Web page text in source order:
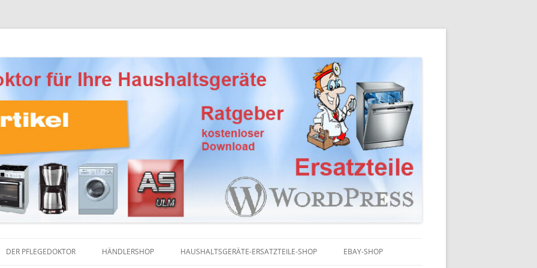
Haushaltsgeräte
DER PFLEGEDOKTOR HÄNDLERSHOP HAUSHALTSGERÄTE-ERSATZTEILE-SHOP EBAY-SHOP